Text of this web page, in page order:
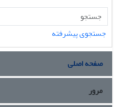
جستجوی پیشرفته
صفحه اصلی
مرور